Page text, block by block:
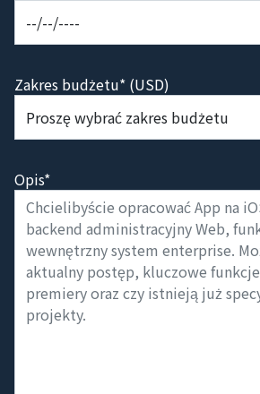
Zakres budżetu* (USD)
Opis*